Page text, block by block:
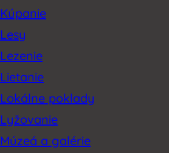
Kúpanie
Lesy
Lezenie
Lietanie
Lokálne poklady
Lyžovanie
Múzeá a galérie